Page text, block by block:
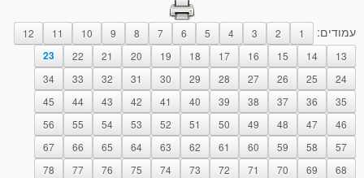
עמודים: 1
2
3
4
5
6
7
8
9
10
11
12
13
14
15
16
17
18
19
20
21
22
23
24
25
26
27
28
29
30
31
32
33
34
35
36
37
38
39
40
41
42
43
44
45
46
47
48
49
50
51
52
53
54
55
56
57
58
59
60
61
62
63
64
65
66
67
68
69
70
71
72
73
74
75
76
77
78